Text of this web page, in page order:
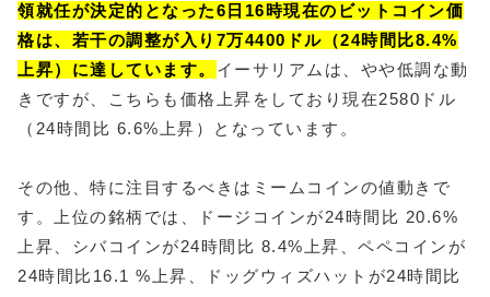
領就任が決定的となった6日16時現在のビットコイン価
格は、若干の調整が入り7万4400ドル（24時間比8.4%
上昇）に達しています。 イーサリアムは、やや低調な動
きですが、こちらも価格上昇をしており現在2580ドル
（24時間比 6.6%上昇）となっています。
その他、特に注目するべきはミームコインの値動きで
す。上位の銘柄では、ドージコインが24時間比 20.6%
上昇、シバコインが24時間比 8.4%上昇、ペペコインが
24時間比16.1 %上昇、ドッグウィズハットが24時間比